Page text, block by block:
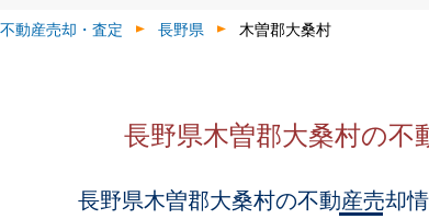
不動産売却・査定 長野県 木曽郡大桑村
長野県木曽郡大桑村の不
長野県木曽郡大桑村の不動産売却